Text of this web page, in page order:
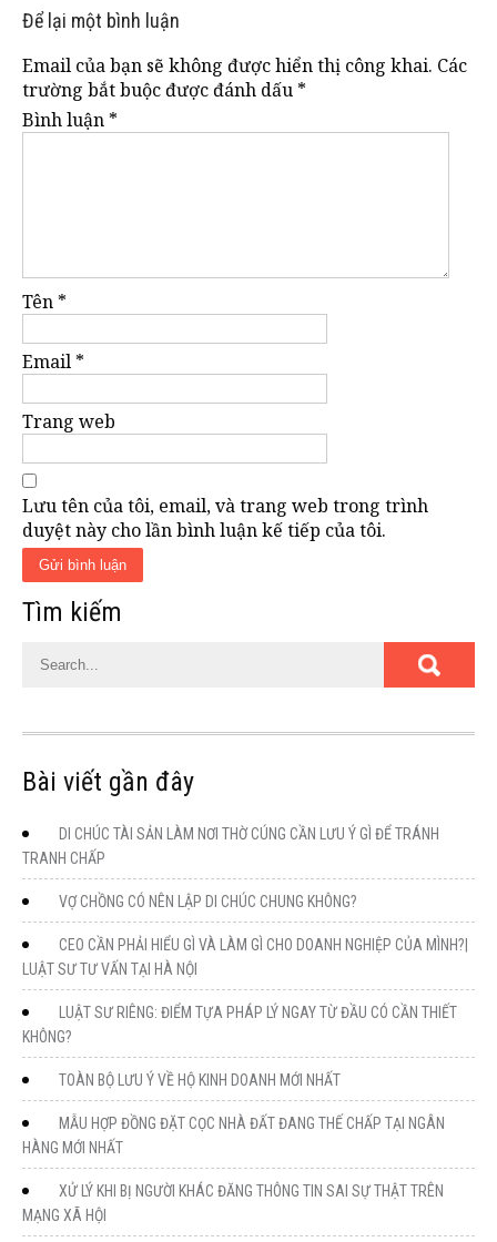
Để lại một bình luận
Email của bạn sẽ không được hiển thị công khai. Các
trường bắt buộc được đánh dấu *
Bình luận *
Tên *
Email *
Trang web
Lưu tên của tôi, email, và trang web trong trình
duyệt này cho lần bình luận kế tiếp của tôi.
Tìm kiếm
Bài viết gần đây
DI CHÚC TÀI SẢN LÀM NƠI THỜ CÚNG CẦN LƯU Ý GÌ ĐỂ TRÁNH
TRANH CHẤP
VỢ CHỒNG CÓ NÊN LẬP DI CHÚC CHUNG KHÔNG?
CEO CẦN PHẢI HIỂU GÌ VÀ LÀM GÌ CHO DOANH NGHIỆP CỦA MÌNH?|
LUẬT SƯ TƯ VẤN TẠI HÀ NỘI
LUẬT SƯ RIÊNG: ĐIỂM TỰA PHÁP LÝ NGAY TỪ ĐẦU CÓ CẦN THIẾT
KHÔNG?
TOÀN BỘ LƯU Ý VỀ HỘ KINH DOANH MỚI NHẤT
MẪU HỢP ĐỒNG ĐẶT CỌC NHÀ ĐẤT ĐANG THẾ CHẤP TẠI NGÂN
HÀNG MỚI NHẤT
XỬ LÝ KHI BỊ NGƯỜI KHÁC ĐĂNG THÔNG TIN SAI SỰ THẬT TRÊN
MẠNG XÃ HỘI